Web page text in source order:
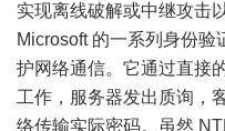
实现离线破解或中继攻击
Microsoft 的一系列身份
护网络通信。它通过直接
工作，服务器发出质询，
络传输实际密码。虽然